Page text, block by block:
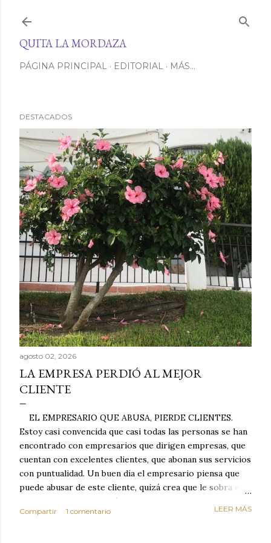
QUITA LA MORDAZA
PÁGINA PRINCIPAL EDITORIAL MÁS…
DESTACADOS
agosto 02, 2026
LA EMPRESA PERDIÓ AL MEJOR
CLIENTE
EL EMPRESARIO QUE ABUSA, PIERDE CLIENTES.
Estoy casi convencida que casi todas las personas se han
encontrado con empresarios que dirigen empresas, que
cuentan con excelentes clientes, que abonan sus servicios
con puntualidad. Un buen día el empresario piensa que
puede abusar de este cliente, quizá crea que le sobra el
dinero porque la mayoría de los otros pagan mal y
tarde y en ocasiones ni abonan los servicios. Cuando una
Compartir 1 comentario LEER MÁS